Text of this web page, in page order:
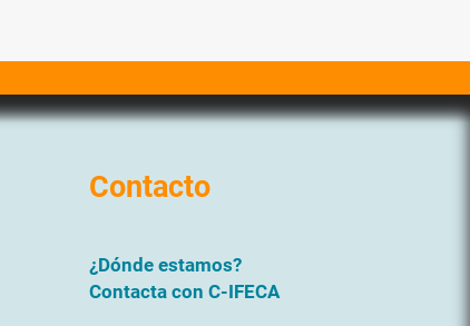
Contacto
¿Dónde estamos?
Contacta con C-IFECA